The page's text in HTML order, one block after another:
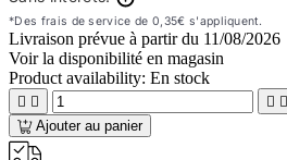
Livraison prévue à partir du 11/08/2026
Voir la disponibilité en magasin
Product availability: En stock
   
Ajouter au panier